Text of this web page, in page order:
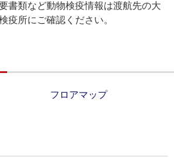
書類など動物検疫情報は渡航先の大
疫所にご確認ください。
フロアマップ